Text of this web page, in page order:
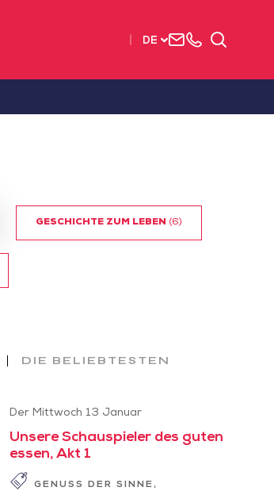
DE
Uns+33Suchen
GESCHICHTE ZUM LEBEN (6)
DIE BELIEBTESTEN
Der Mittwoch 13 Januar
Unsere Schauspieler des guten
essen, Akt 1
GENUSS DER SINNE